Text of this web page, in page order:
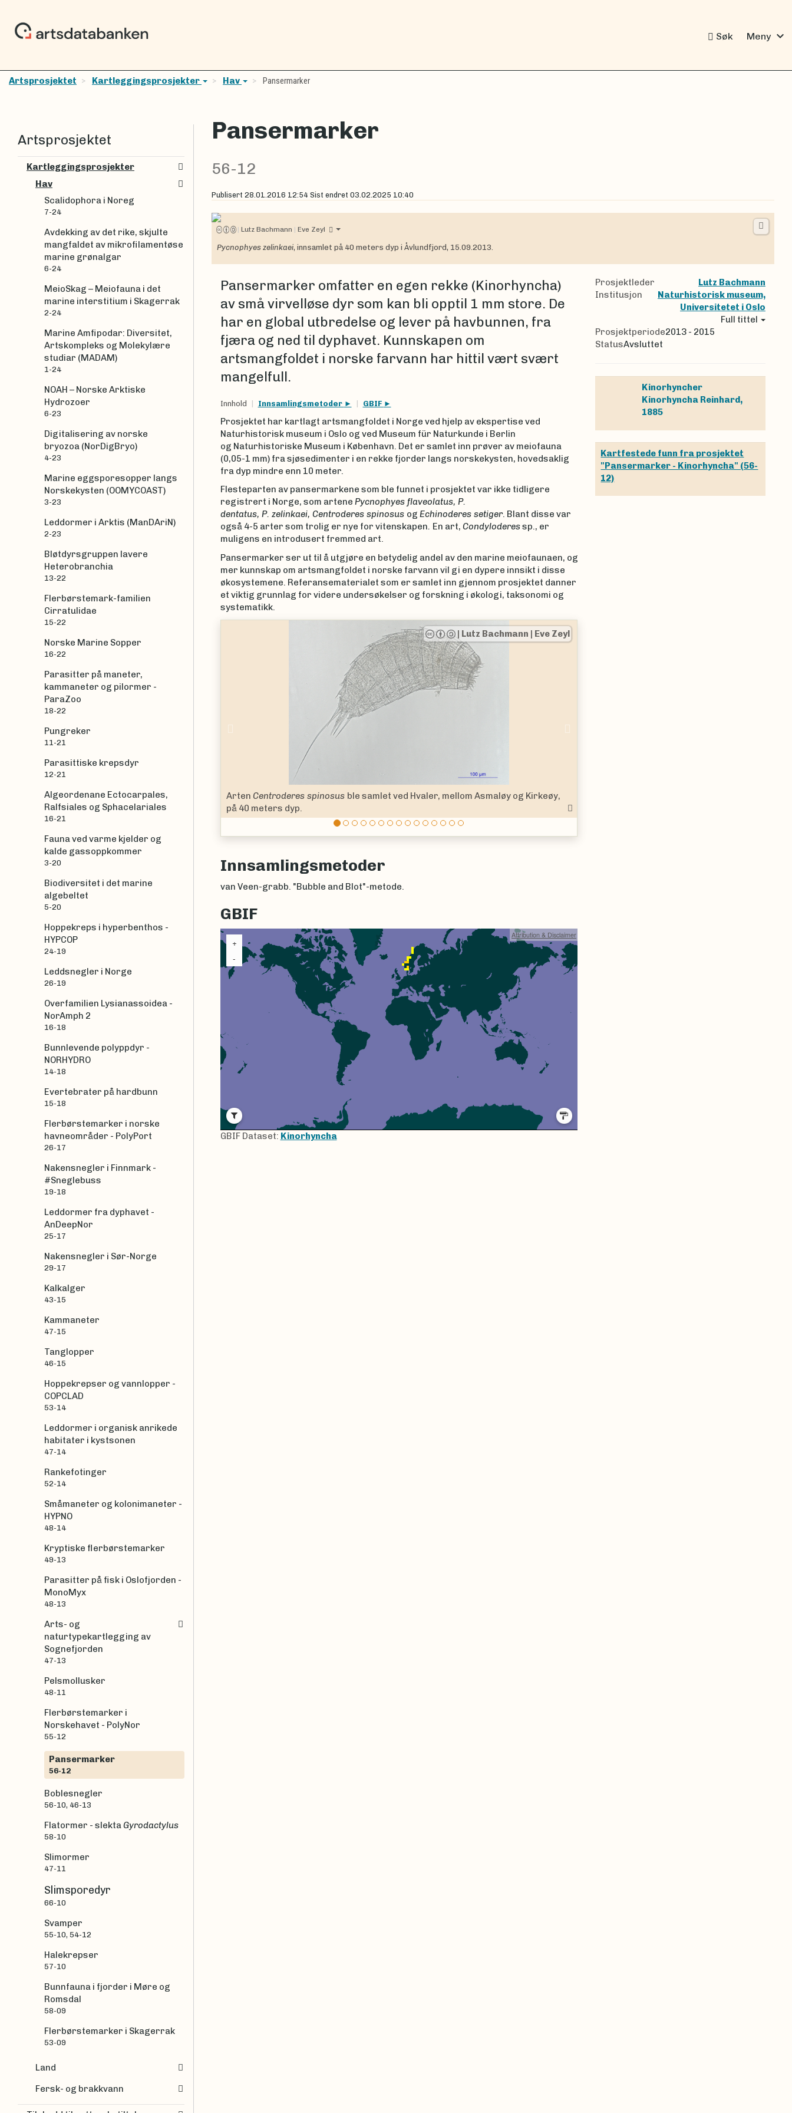
Søk Meny expand_more
Artsprosjektet Kartleggingsprosjekter Hav Pansermarker
Pansermarker
56-12
Publisert 28.01.2016 12:54 Sist endret 03.02.2025 10:40
| Lutz Bachmann | Eve Zeyl
Pycnophyes zelinkaei, innsamlet på 40 meters dyp i Åvlundfjord, 15.09.2013.
Pansermarker omfatter en egen rekke (Kinorhyncha)
av små virvelløse dyr som kan bli opptil 1 mm store. De
har en global utbredelse og lever på havbunnen, fra
fjæra og ned til dyphavet. Kunnskapen om
artsmangfoldet i norske farvann har hittil vært svært
mangelfull.
Innhold Innsamlingsmetoder GBIF
Prosjektet har kartlagt artsmangfoldet i Norge ved hjelp av ekspertise ved
Naturhistorisk museum i Oslo og ved Museum für Naturkunde i Berlin
og Naturhistoriske Museum i København. Det er samlet inn prøver av meiofauna
(0,05-1 mm) fra sjøsedimenter i en rekke fjorder langs norskekysten, hovedsaklig
fra dyp mindre enn 10 meter.
Flesteparten av pansermarkene som ble funnet i prosjektet var ikke tidligere
registrert i Norge, som artene Pycnophyes flaveolatus​, P.
dentatus, P. zelinkaei, Centroderes spinosus og Echinoderes setiger. Blant disse var
også 4-5 arter som trolig er nye for vitenskapen. En art, Condyloderessp., er
muligens en introdusert fremmed art.
Pansermarker ser ut til å utgjøre en betydelig andel av den marine meiofaunaen, og
mer kunnskap om artsmangfoldet i norske farvann vil gi en dypere innsikt i disse
økosystemene. Referansematerialet som er samlet inn gjennom prosjektet danner
et viktig grunnlag for videre undersøkelser og forskning i økologi, taksonomi og
systematikk.
samlet ved Hvaler, mellom Asmaløy og Kirkeøy,
| Lutz Bachmann | Eve Zeyl
Semnoderes armigerble funnet i Ålvundfjorden på 40 meters dyp.
Innsamlingsmetoder
van Veen-grabb. "Bubble and Blot"-metode.
GBIF
GBIF Dataset: Kinorhyncha
Prosjektleder
Lutz Bachmann
Institusjon
Naturhistorisk museum,
Universitetet i Oslo
Full tittel
Prosjektperiode2013 - 2015
StatusAvsluttet
Kinorhyncher
Kinorhyncha Reinhard,
1885
Kartfestede funn fra prosjektet
"Pansermarker - Kinorhyncha" (56-
12)
Artsprosjektet
Kartleggingsprosjekter
Hav
Scalidophora i Noreg
7-24
Avdekking av det rike, skjulte
mangfaldet av mikrofilamentøse
marine grønalgar
6-24
MeioSkag – Meiofauna i det
marine interstitium i Skagerrak
2-24
Marine Amfipodar: Diversitet,
Artskompleks og Molekylære
studiar (MADAM)
1-24
NOAH – Norske Arktiske
Hydrozoer
6-23
Digitalisering av norske
bryozoa (NorDigBryo)
4-23
Marine eggsporesopper langs
Norskekysten (OOMYCOAST)
3-23
Leddormer i Arktis (ManDAriN)
2-23
Bløtdyrsgruppen lavere
Heterobranchia
13-22
Flerbørstemark-familien
Cirratulidae
15-22
Norske Marine Sopper
16-22
Parasitter på maneter,
kammaneter og pilormer -
ParaZoo
18-22
Pungreker
11-21
Parasittiske krepsdyr
12-21
Algeordenane Ectocarpales,
Ralfsiales og Sphacelariales
16-21
Fauna ved varme kjelder og
kalde gassoppkommer
3-20
Biodiversitet i det marine
algebeltet
5-20
Hoppekreps i hyperbenthos -
HYPCOP
24-19
Leddsnegler i Norge
26-19
Overfamilien Lysianassoidea -
NorAmph 2
16-18
Bunnlevende polyppdyr -
NORHYDRO
14-18
Evertebrater på hardbunn
15-18
Flerbørstemarker i norske
havneområder - PolyPort
26-17
Nakensnegler i Finnmark -
#Sneglebuss
19-18
Leddormer fra dyphavet -
AnDeepNor
25-17
Nakensnegler i Sør-Norge
29-17
Kalkalger
43-15
Kammaneter
47-15
Tanglopper
46-15
Hoppekrepser og vannlopper -
COPCLAD
53-14
Leddormer i organisk anrikede
habitater i kystsonen
47-14
Rankefotinger
52-14
Småmaneter og kolonimaneter -
HYPNO
48-14
Kryptiske flerbørstemarker
49-13
Parasitter på fisk i Oslofjorden -
MonoMyx
48-13
Arts- og
naturtypekartlegging av
Sognefjorden
47-13
Pelsmollusker
48-11
Flerbørstemarker i
Norskehavet - PolyNor
55-12
Pansermarker
56-12
Boblesnegler
56-10, 46-13
Flatormer - slektaGyrodactylus
58-10
Slimormer
47-11
Slimsporedyr
66-10
Svamper
55-10, 54-12
Halekrepser
57-10
Bunnfauna i fjorder i Møre og
Romsdal
58-09
Flerbørstemarker i Skagerrak
53-09
Land
Fersk- og brakkvann